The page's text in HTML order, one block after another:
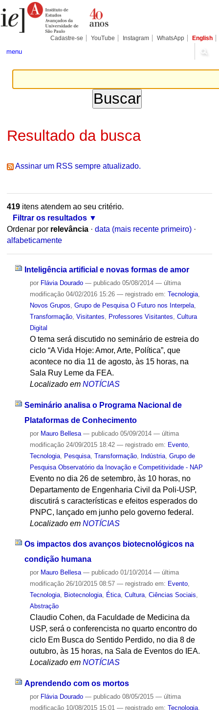
para
conteúdo.
Pessoais
Cadastre-se YouTube Instagram WhatsApp English
menu
Resultado da busca
Assinar um RSS sempre atualizado.
419itens atendem ao seu critério.
Filtrar os resultados
Ordenar por relevância · data (mais recente primeiro) ·
alfabeticamente
Inteligência artificial e novas formas de amor
por Flávia Dourado — publicado05/08/2014 — última
modificação04/02/2016 15:26 — registrado em: Tecnologia,
Novos Grupos Grupo de Pesquisa O Futuro nos Interpela,
Transformação, Visitantes Professores Visitantes Cultura
Digital
O tema será discutido no seminário de estreia do
ciclo “A Vida Hoje: Amor, Arte, Política”, que
acontece no dia 11 de agosto, às 15 horas, na
Sala Ruy Leme da FEA.
Localizado em NOTÍCIAS
Seminário analisa o Programa Nacional de
Plataformas de Conhecimento
por Mauro Bellesa — publicado05/09/2014 — última
modificação24/09/2015 18:42 — registrado em: Evento,
Tecnologia, Pesquisa, Transformação, Indústria, Grupo de
Pesquisa Observatório da Inovação e Competitividade - NAP
Evento no dia 26 de setembro, às 10 horas, no
Departamento de Engenharia Civil da Poli-USP,
discutirá s características e efeitos esperados do
PNPC, lançado em junho pelo governo federal.
Localizado em NOTÍCIAS
Os impactos dos avanços biotecnológicos na
condição humana
por Mauro Bellesa — publicado01/10/2014 — última
modificação26/10/2015 08:57 — registrado em: Evento,
Tecnologia, Biotecnologia, Ética, Cultura, Ciências Sociais,
Abstração
Claudio Cohen, da Faculdade de Medicina da
USP, será o conferencista no quarto encontro do
ciclo Em Busca do Sentido Perdido, no dia 8 de
outubro, às 15 horas, na Sala de Eventos do IEA.
Localizado em NOTÍCIAS
Aprendendo com os mortos
por Flávia Dourado — publicado08/05/2015 — última
modificação10/08/2015 15:01 — registrado em: Tecnologia,